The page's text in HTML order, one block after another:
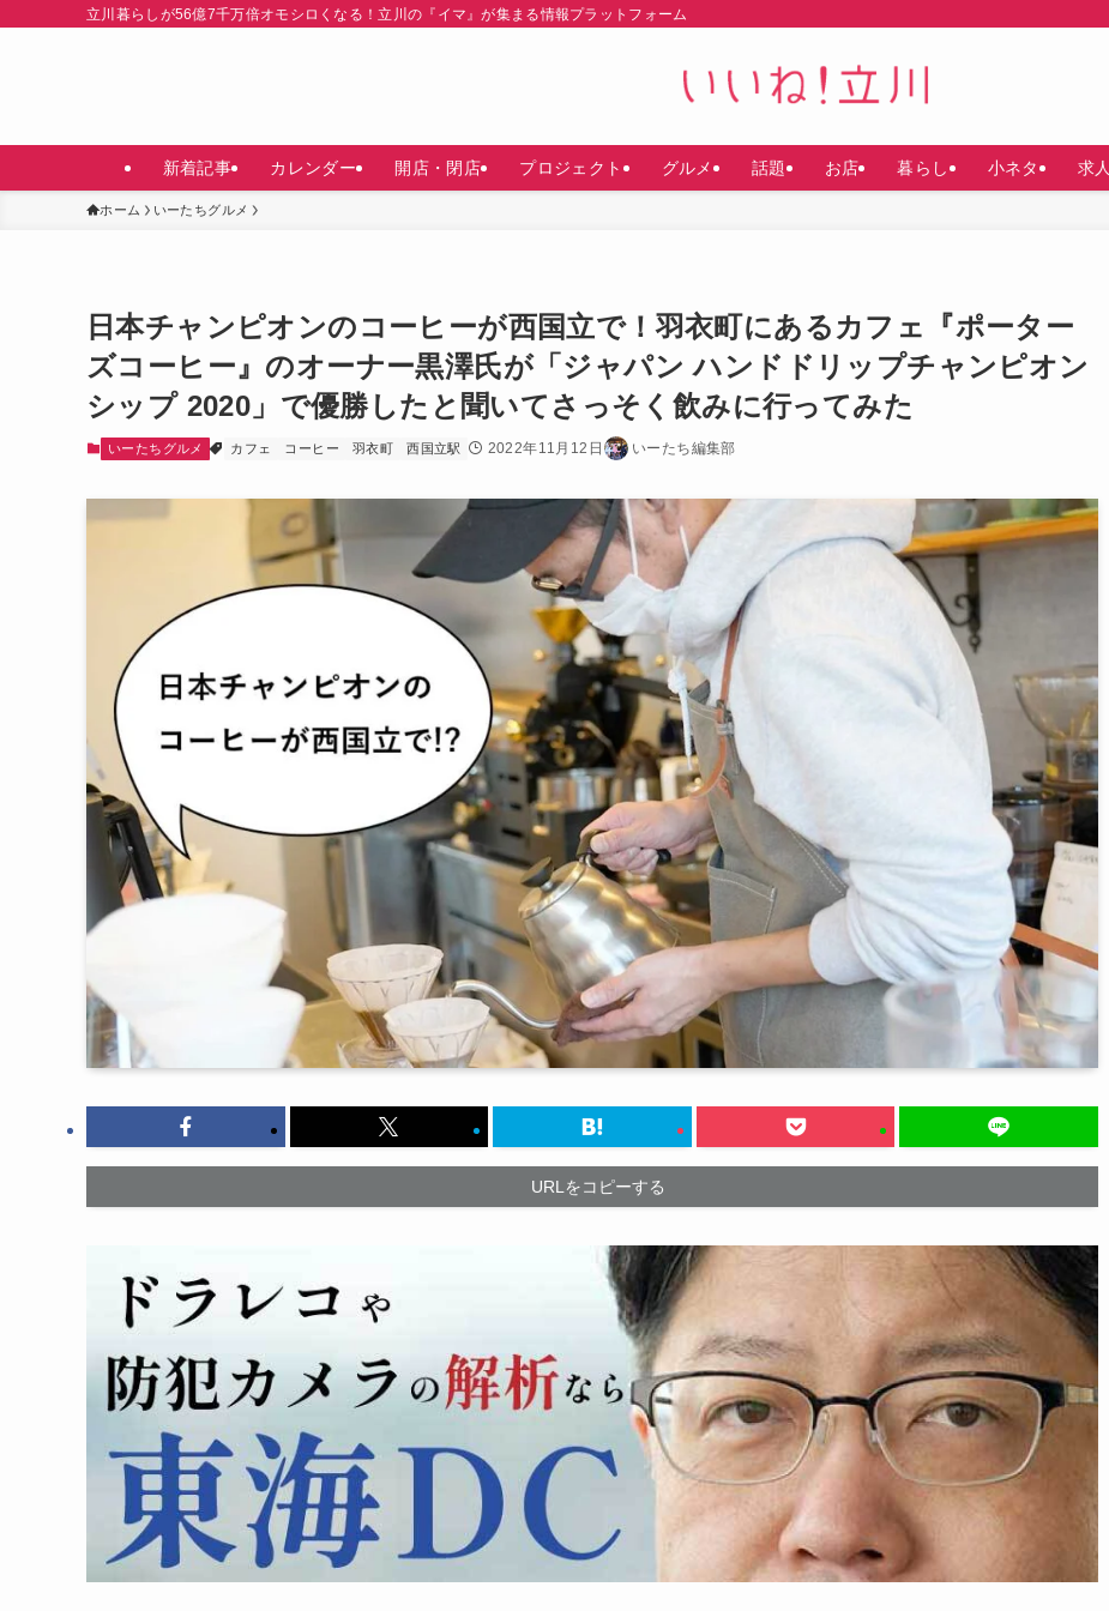
立川暮らしが56億7千万倍オモシロくなる！立川の『イマ』が集まる情報プラットフォーム
新着記事 カレンダー 開店・閉店 プロジェクト グルメ 話題 お店 暮らし 小ネタ 求人
ホーム いーたちグルメ
日本チャンピオンのコーヒーが西国立で！羽衣町にあるカフェ『ポーター
ズコーヒー』のオーナー黒澤氏が「ジャパン ハンドドリップチャンピオン
シップ 2020」で優勝したと聞いてさっそく飲みに行ってみた
いーたちグルメ カフェ コーヒー 羽衣町 西国立駅 2022年11月12日 いーたち編集部
URLをコピーする